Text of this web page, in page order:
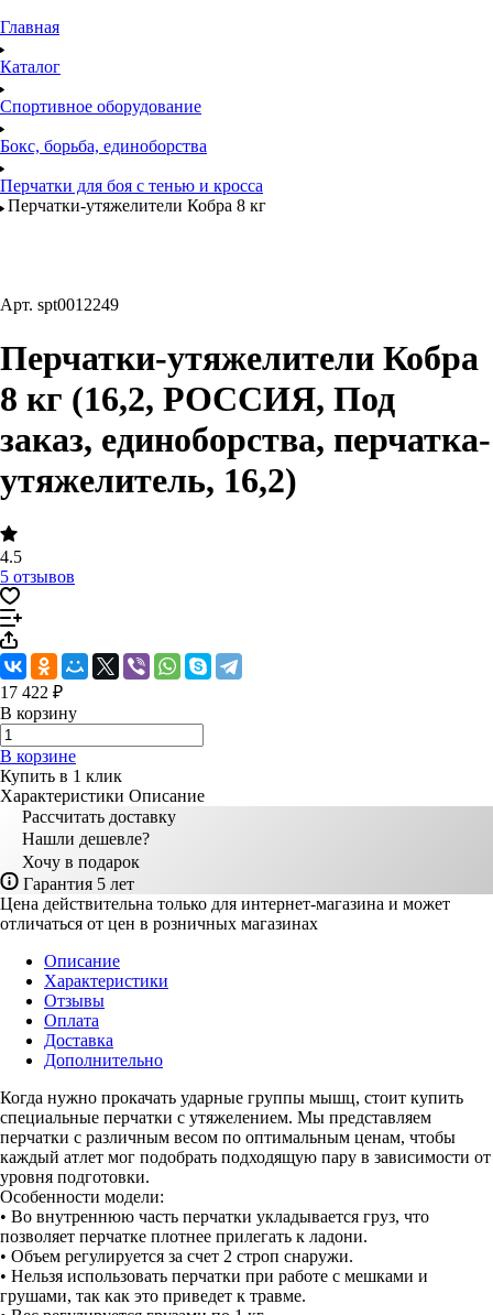
Главная
Каталог
Спортивное оборудование
Бокс, борьба, единоборства
Перчатки для боя с тенью и кросса
Перчатки-утяжелители Кобра 8 кг
Арт. spt0012249
Перчатки-утяжелители Кобра
8 кг (16,2, РОССИЯ, Под
заказ, единоборства, перчатка-
утяжелитель, 16,2)
4.5
5 отзывов
17 422 ₽
В корзину
В корзине
Купить в 1 клик
Характеристики Описание
Рассчитать доставку
Нашли дешевле?
Хочу в подарок
Гарантия 5 лет
Цена действительна только для интернет-магазина и может
отличаться от цен в розничных магазинах
Описание
Характеристики
Отзывы
Оплата
Доставка
Дополнительно
Когда нужно прокачать ударные группы мышц, стоит купить
специальные перчатки с утяжелением. Мы представляем
перчатки с различным весом по оптимальным ценам, чтобы
каждый атлет мог подобрать подходящую пару в зависимости от
уровня подготовки.
Особенности модели:
• Во внутреннюю часть перчатки укладывается груз, что
позволяет перчатке плотнее прилегать к ладони.
• Объем регулируется за счет 2 строп снаружи.
• Нельзя использовать перчатки при работе с мешками и
грушами, так как это приведет к травме.